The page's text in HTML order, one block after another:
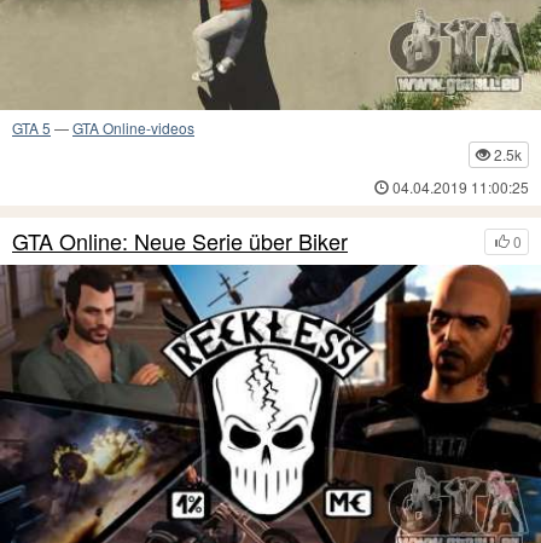
GTA 5 —GTA Online-videos
2.5k
04.04.2019 11:00:25
0
GTA Online: Neue Serie über Biker